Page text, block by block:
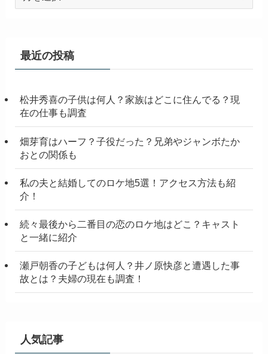
ブ
最近の投稿
松井秀喜の子供は何人？家族はどこに住んでる？現
在の仕事も調査
畑芽育はハーフ？子役だった？兄弟やジャンボたか
おとの関係も
私の夫と結婚してのロケ地5選！アクセス方法も紹
介！
続々最後から二番目の恋のロケ地はどこ？キャスト
と一緒に紹介
瀬戸朝香の子どもは何人？井ノ原快彦と遭遇した事
故とは？夫婦の現在も調査！
人気記事